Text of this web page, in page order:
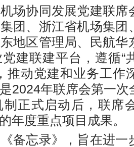
协同发展党建联席
团、浙江省机场集团
地区管理局、民航华
建联建平台，遵循“
推动党建和业务工作
2024年联席会第一次
正式启动后，联席
年度重点项目成果。
忘录》，旨在进一